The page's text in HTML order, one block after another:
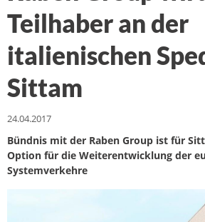
Teilhaber an der
italienischen
Sittam
24.04.2017
Bündnis mit der Raben Group ist für
Option für die Weiterentwicklung der
Systemverkehre